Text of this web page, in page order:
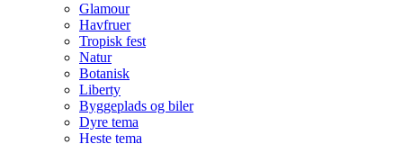
Glamour
Havfruer
Tropisk fest
Natur
Botanisk
Liberty
Byggeplads og biler
Dyre tema
Heste tema